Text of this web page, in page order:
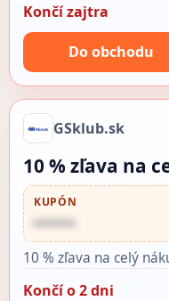
Končí zajtra
Do obchodu
GSklub.sk
10 % zľava na
KUPÓN
••••••
10 % zľava na celý
Končí o 2 dni